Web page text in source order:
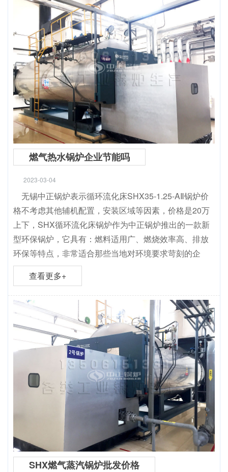
燃气热水锅炉企业节能吗
2023-03-04
无锡中正锅炉表示循环流化床SHX35-1.25-AⅡ锅炉价
格不考虑其他辅机配置，安装区域等因素，价格是20万
上下，SHX循环流化床锅炉作为中正锅炉推出的一款新
型环保锅炉，它具有：燃料适用广、燃烧效率高、排放
环保等特点，非常适合那些当地对环境要求苛刻的企
查看更多+
SHX燃气蒸汽锅炉批发价格